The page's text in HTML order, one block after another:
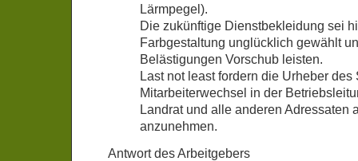
Lärmpegel).
Die zukünftige Dienstbekleidung sei
Farbgestaltung unglücklich gewählt
Belästigungen Vorschub leisten.
Last not least fordern die Urheber
Mitarbeiterwechsel in der
Landrat und alle anderen Adressaten
anzunehmen.
Antwort des Arbeitgebers